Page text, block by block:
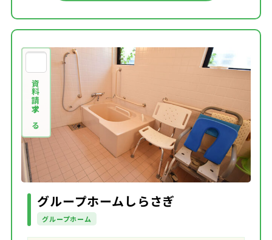
資料請求する
グループホームしらさぎ
グループホーム